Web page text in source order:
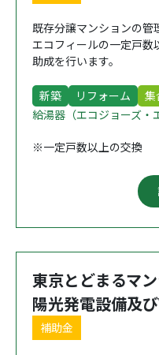
既存分譲マンションの管
エコフィールの一定戸数
助成を行います。
新築 リフォーム 集
給湯器（エコジョーズ・
※一定戸数以上の交換
東京とどまるマ
陽光発電設備及
補助金